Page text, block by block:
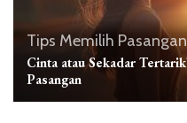
Tips Memilih Pasangan
Cinta atau Sekadar
Pasangan